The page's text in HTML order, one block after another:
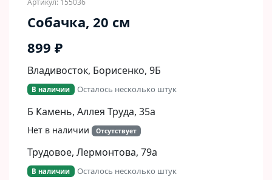
Артикул: 155036
Собачка, 20 см
899 ₽
Владивосток, Борисенко, 9Б​
В наличии Осталось несколько штук
Б Камень, Аллея Труда, 35а
Нет в наличии Отсутствует
Трудовое, Лермонтова, 79а
В наличии Осталось несколько штук